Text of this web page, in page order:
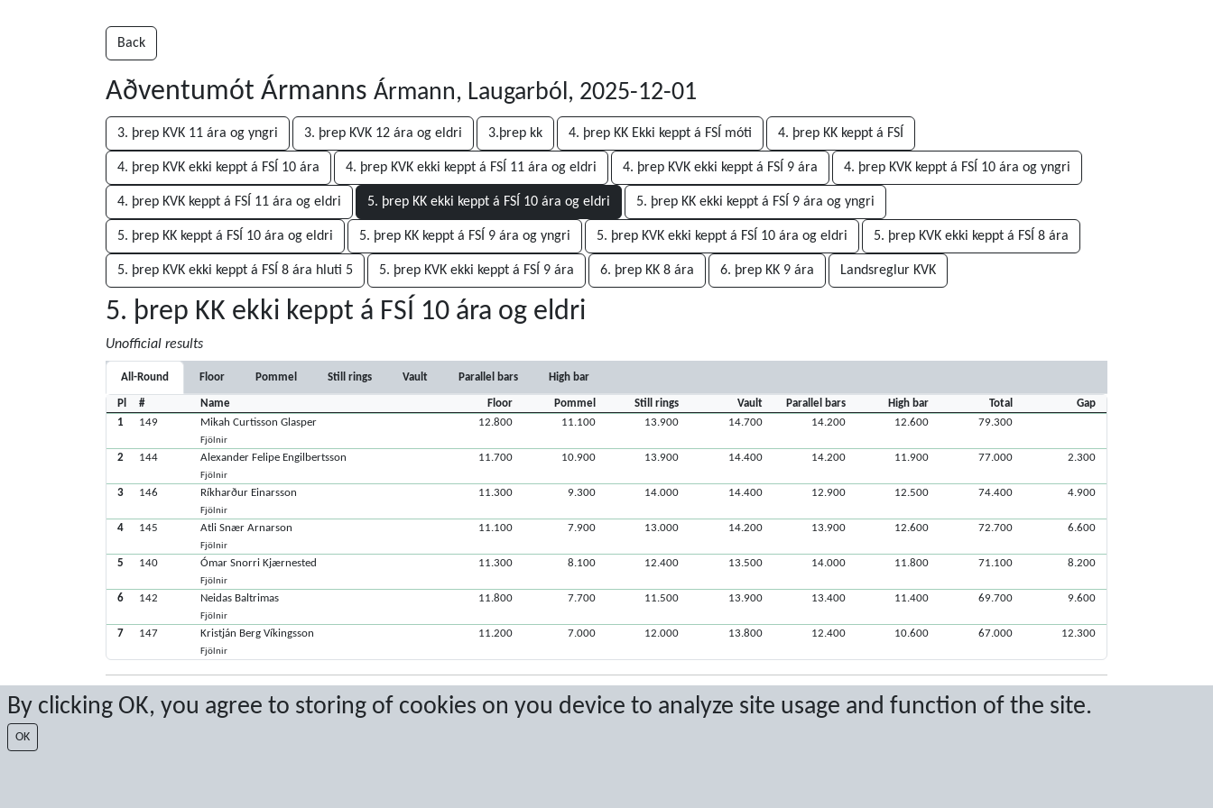
By clicking OK, you agree to storing of cookies on you device to analyze site usage and function of the site.
OK
Back
Aðventumót Ármanns Ármann, Laugarból, 2025-12-01
3. þrep KVK 11 ára og yngri 3. þrep KVK 12 ára og eldri 3.þrep kk 4. þrep KK Ekki keppt á FSÍ móti 4. þrep KK keppt á FSÍ
4. þrep KVK ekki keppt á FSÍ 10 ára 4. þrep KVK ekki keppt á FSÍ 11 ára og eldri 4. þrep KVK ekki keppt á FSÍ 9 ára 4. þrep KVK keppt á FSÍ 10 ára og yngri
4. þrep KVK keppt á FSÍ 11 ára og eldri 5. þrep KK ekki keppt á FSÍ 10 ára og eldri 5. þrep KK ekki keppt á FSÍ 9 ára og yngri
5. þrep KK keppt á FSÍ 10 ára og eldri 5. þrep KK keppt á FSÍ 9 ára og yngri 5. þrep KVK ekki keppt á FSÍ 10 ára og eldri 5. þrep KVK ekki keppt á FSÍ 8 ára
5. þrep KVK ekki keppt á FSÍ 8 ára hluti 5 5. þrep KVK ekki keppt á FSÍ 9 ára 6. þrep KK 8 ára 6. þrep KK 9 ára Landsreglur KVK
5. þrep KK ekki keppt á FSÍ 10 ára og eldri
Unofficial results
All-Round Floor Pommel Still rings Vault Parallel bars High bar
Pl # Name Floor Pommel Still rings Vault Parallel bars High bar Total
Gap
1
149 Mikah Curtisson Glasper
Fjölnir
12.800 11.100 13.900 14.700 14.200 12.600 79.300
2 144 Alexander Felipe Engilbertsson
Fjölnir
11.700 10.900 13.900 14.400 14.200 11.900 77.000 2.300
3 146 Ríkharður Einarsson
Fjölnir
11.300 9.300 14.000 14.400 12.900 12.500 74.400 4.900
4 145 Atli Snær Arnarson
Fjölnir
11.100 7.900 13.000 14.200 13.900 12.600 72.700 6.600
5 140 Ómar Snorri Kjærnested
Fjölnir
11.300 8.100 12.400 13.500 14.000 11.800 71.100 8.200
6 142 Neidas Baltrimas
Fjölnir
11.800 7.700 11.500 13.900 13.400 11.400 69.700 9.600
7 147 Kristján Berg Víkingsson
Fjölnir
11.200 7.000 12.000 13.800 12.400 10.600 67.000 12.300
Latest score: 11/29/2025 5:19:18 PM